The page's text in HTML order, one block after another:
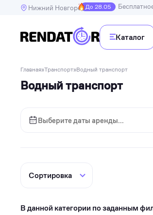
Нижний НовгородДо 28.05
Каталог
Недвижимость
Транспорт
Инструменты
Спорт
Для дома и дачи
Главная»Транспорт»Водный транспорт
Водный транспорт
В данной категории по заданным